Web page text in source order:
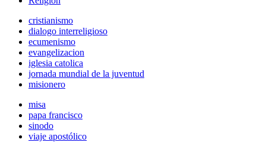
cristianismo
dialogo interreligioso
ecumenismo
evangelizacion
iglesia catolica
jornada mundial de la juventud
misionero
misa
papa francisco
sinodo
viaje apostólico